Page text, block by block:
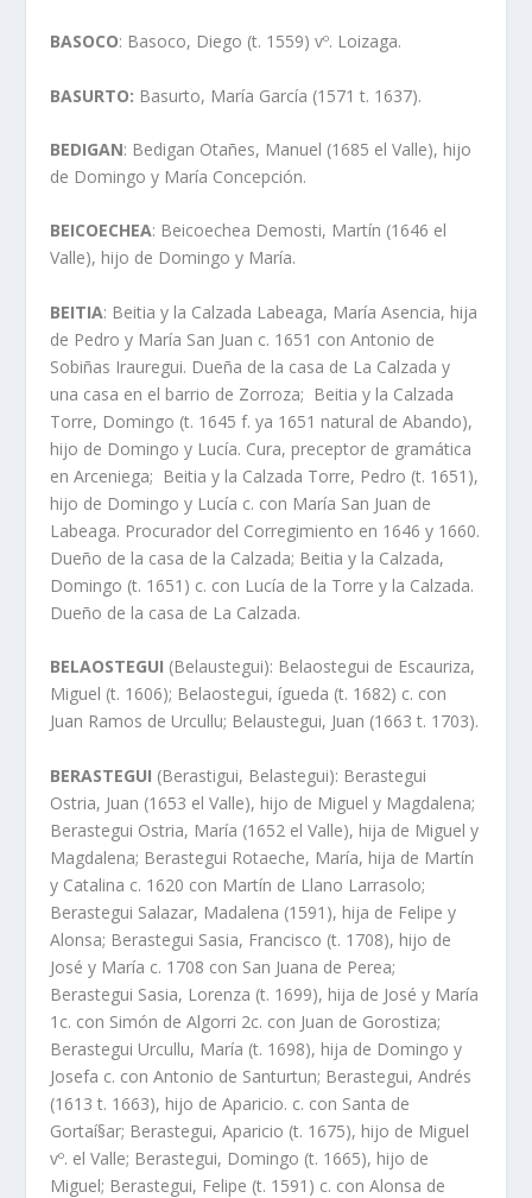
BASOCO: Basoco, Diego (t. 1559) vº. Loizaga.
BASURTO: Basurto, Marí­a Garcí­a (1571 t. 1637).
BEDIGAN: Bedigan Otañes, Manuel (1685 el Valle), hijo
de Domingo y Marí­a Concepción.
BEICOECHEA: Beicoechea Demosti, Martí­n (1646 el
Valle), hijo de Domingo y Marí­a.
BEITIA: Beitia y la Calzada Labeaga, Marí­a Asencia, hija
de Pedro y Marí­a San Juan c. 1651 con Antonio de
Sobiñas Irauregui. Dueña de la casa de La Calzada y
una casa en el barrio de Zorroza; Beitia y la Calzada
Torre, Domingo (t. 1645 f. ya 1651 natural de Abando),
hijo de Domingo y Lucí­a. Cura, preceptor de gramática
en Arceniega; Beitia y la Calzada Torre, Pedro (t. 1651),
hijo de Domingo y Lucí­a c. con Marí­a San Juan de
Labeaga. Procurador del Corregimiento en 1646 y 1660.
Dueño de la casa de la Calzada; Beitia y la Calzada,
Domingo (t. 1651) c. con Lucí­a de la Torre y la Calzada.
Dueño de la casa de La Calzada.
BELAOSTEGUI (Belaustegui): Belaostegui de Escauriza,
Miguel (t. 1606); Belaostegui, ígueda (t. 1682) c. con
Juan Ramos de Urcullu; Belaustegui, Juan (1663 t. 1703).
BERASTEGUI (Berastigui, Belastegui): Berastegui
Ostria, Juan (1653 el Valle), hijo de Miguel y Magdalena;
Berastegui Ostria, Marí­a (1652 el Valle), hija de Miguel y
Magdalena; Berastegui Rotaeche, Marí­a, hija de Martí­n
y Catalina c. 1620 con Martí­n de Llano Larrasolo;
Berastegui Salazar, Madalena (1591), hija de Felipe y
Alonsa; Berastegui Sasia, Francisco (t. 1708), hijo de
José y Marí­a c. 1708 con San Juana de Perea;
Berastegui Sasia, Lorenza (t. 1699), hija de José y Marí­a
1c. con Simón de Algorri 2c. con Juan de Gorostiza;
Berastegui Urcullu, Marí­a (t. 1698), hija de Domingo y
Josefa c. con Antonio de Santurtun; Berastegui, Andrés
(1613 t. 1663), hijo de Aparicio. c. con Santa de
Gortaí§ar; Berastegui, Aparicio (t. 1675), hijo de Miguel
vº. el Valle; Berastegui, Domingo (t. 1665), hijo de
Miguel; Berastegui, Felipe (t. 1591) c. con Alonsa de